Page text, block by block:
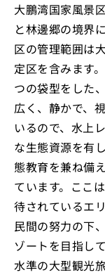
大鵬湾国家風景
と林邊郷の境界
区の管理範囲は
定区を含みます
つの袋型をした
広く、静かで、
いるので、水上
な生態資源を有
態教育を兼ね備
ています。ここ
待されているエ
民間の努力の下
ゾートを目指し
水準の大型観光